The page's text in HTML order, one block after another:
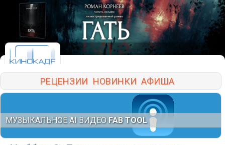
РЕЦЕНЗИИ НОВИНКИ АФИША
МУЗЫКАЛЬНОЕ AI ВИДЕО FAB TOOL